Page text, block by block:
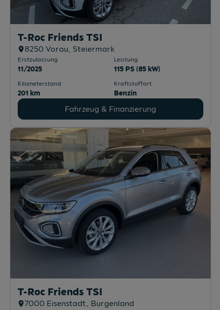
T-Roc Friends TSI
8250 Vorau, Steiermark
Erstzulassung
11/2025
Leistung
115 PS (85 kW)
Kilometerstand
201 km
Kraftstoffart
Benzin
Fahrzeug & Finanzierung
T-Roc Friends TSI
7000 Eisenstadt, Burgenland